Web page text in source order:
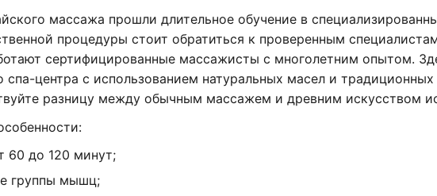
массажа прошли длительное обучение в
процедуры стоит обратиться к проверенным
сертифицированные массажисты с многолетним опытом.
спа-центра с использованием натуральных масел и традиционных
разницу между обычным массажем и древним искусством
60 до 120 минут;
группы мышц;